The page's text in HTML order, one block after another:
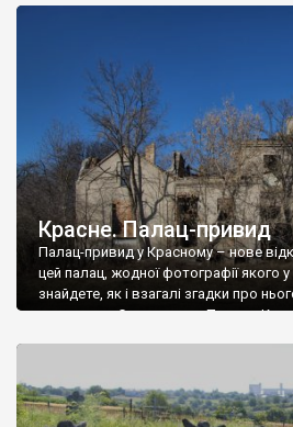
Красне. Палац-привид
Палац-привид у Красному – нове
цей палац, жодної фотографії якого
знайдете, як і взагалі згадки про
мешканець Самгородка. Палац у